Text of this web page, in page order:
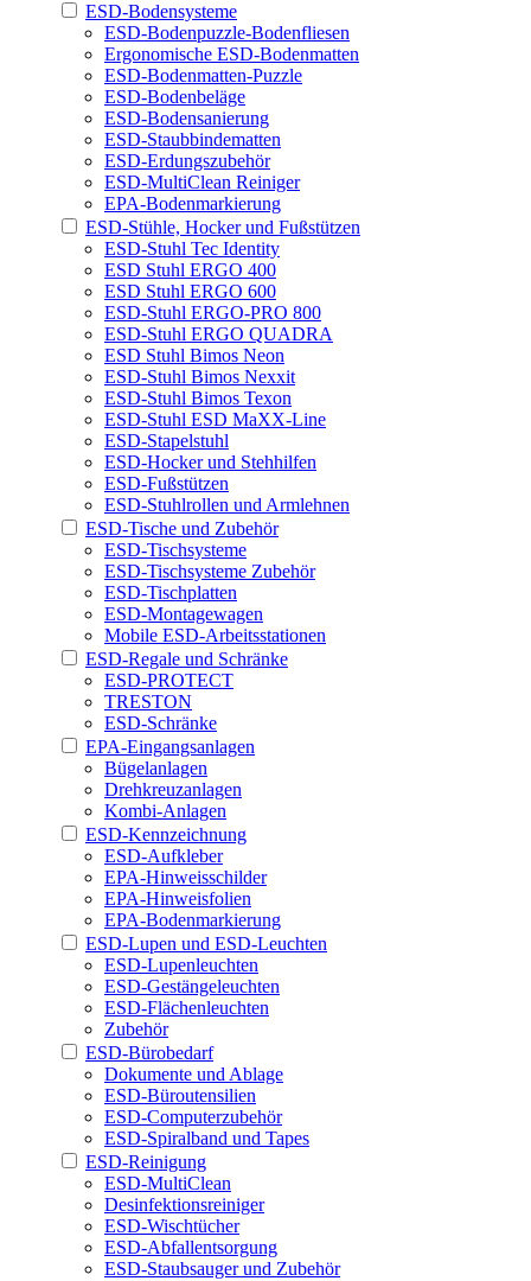
ESD-Bodensysteme
ESD-Bodenpuzzle-Bodenfliesen
Ergonomische ESD-Bodenmatten
ESD-Bodenmatten-Puzzle
ESD-Bodenbeläge
ESD-Bodensanierung
ESD-Staubbindematten
ESD-Erdungszubehör
ESD-MultiClean Reiniger
EPA-Bodenmarkierung
ESD-Stühle, Hocker und Fußstützen
ESD-Stuhl Tec Identity
ESD Stuhl ERGO 400
ESD Stuhl ERGO 600
ESD-Stuhl ERGO-PRO 800
ESD-Stuhl ERGO QUADRA
ESD Stuhl Bimos Neon
ESD-Stuhl Bimos Nexxit
ESD-Stuhl Bimos Texon
ESD-Stuhl ESD MaXX-Line
ESD-Stapelstuhl
ESD-Hocker und Stehhilfen
ESD-Fußstützen
ESD-Stuhlrollen und Armlehnen
ESD-Tische und Zubehör
ESD-Tischsysteme
ESD-Tischsysteme Zubehör
ESD-Tischplatten
ESD-Montagewagen
Mobile ESD-Arbeitsstationen
ESD-Regale und Schränke
ESD-PROTECT
TRESTON
ESD-Schränke
EPA-Eingangsanlagen
Bügelanlagen
Drehkreuzanlagen
Kombi-Anlagen
ESD-Kennzeichnung
ESD-Aufkleber
EPA-Hinweisschilder
EPA-Hinweisfolien
EPA-Bodenmarkierung
ESD-Lupen und ESD-Leuchten
ESD-Lupenleuchten
ESD-Gestängeleuchten
ESD-Flächenleuchten
Zubehör
ESD-Bürobedarf
Dokumente und Ablage
ESD-Büroutensilien
ESD-Computerzubehör
ESD-Spiralband und Tapes
ESD-Reinigung
ESD-MultiClean
Desinfektionsreiniger
ESD-Wischtücher
ESD-Abfallentsorgung
ESD-Staubsauger und Zubehör